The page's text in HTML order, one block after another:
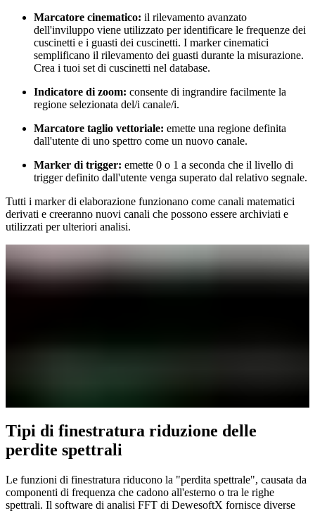
Marcatore cinematico: il rilevamento avanzato
dell'inviluppo viene utilizzato per identificare le frequenze dei
cuscinetti e i guasti dei cuscinetti. I marker cinematici
semplificano il rilevamento dei guasti durante la misurazione.
Crea i tuoi set di cuscinetti nel database.
Indicatore di zoom: consente di ingrandire facilmente la
regione selezionata del/i canale/i.
Marcatore taglio vettoriale: emette una regione definita
dall'utente di uno spettro come un nuovo canale.
Marker di trigger: emette 0 o 1 a seconda che il livello di
trigger definito dall'utente venga superato dal relativo segnale.
Tutti i marker di elaborazione funzionano come canali matematici
derivati e creeranno nuovi canali che possono essere archiviati e
utilizzati per ulteriori analisi.
Tipi di finestratura riduzione delle
perdite spettrali
Le funzioni di finestratura riducono la "perdita spettrale", causata da
componenti di frequenza che cadono all'esterno o tra le righe
spettrali. Il software di analisi FFT di DewesoftX fornisce diverse